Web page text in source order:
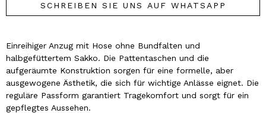
SCHREIBEN SIE UNS AUF WHATSAPP
Einreihiger Anzug mit Hose ohne Bundfalten und
halbgefüttertem Sakko. Die Pattentaschen und die
aufgeräumte Konstruktion sorgen für eine formelle, aber
ausgewogene Ästhetik, die sich für wichtige Anlässe eignet. Die
reguläre Passform garantiert Tragekomfort und sorgt für ein
gepflegtes Aussehen.